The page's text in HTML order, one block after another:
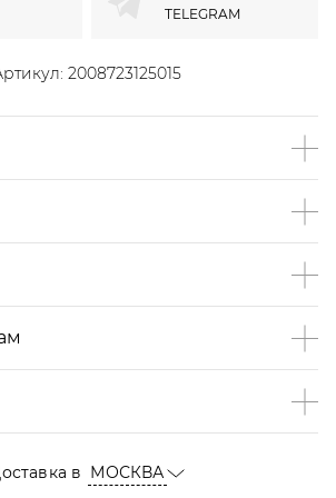
2008723125015
TELEGRAM
в МОСКВА